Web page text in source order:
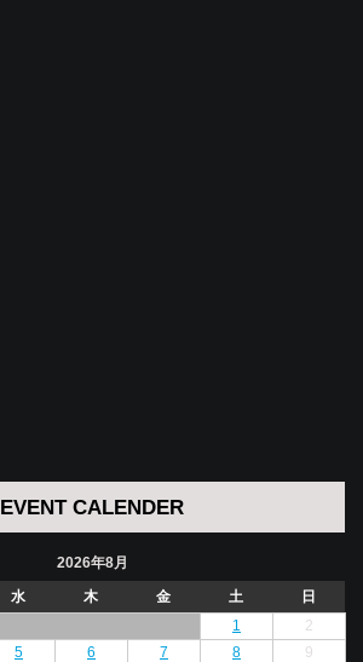
EVENT CALENDER
2026年8月
水 木 金 土
日
1
2
5 6 7 8
9